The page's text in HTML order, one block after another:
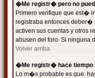
�Me registr� pero no
Primero verifique que est�
registraba entonces deber�
activen sus cuentas y otros
abusen del foro. Si ninguna
Volver arriba
�Me registr� hace tiempo
Lo m�s probable es que: